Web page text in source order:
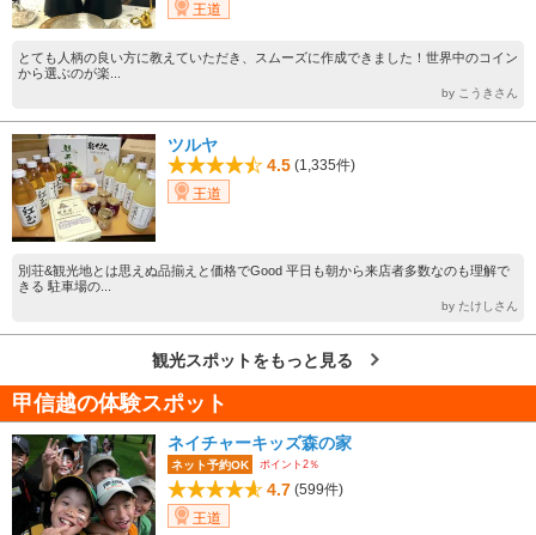
王道
とても人柄の良い方に教えていただき、スムーズに作成できました！世界中のコイン
から選ぶのが楽...
by こうきさん
ツルヤ
4.5 (1,335件)
王道
別荘&観光地とは思えぬ品揃えと価格でGood 平日も朝から来店者多数なのも理解で
きる 駐車場の...
by たけしさん
観光スポットをもっと見る
甲信越の体験スポット
ネイチャーキッズ森の家
ネット予約OK ポイント2％
4.7 (599件)
王道